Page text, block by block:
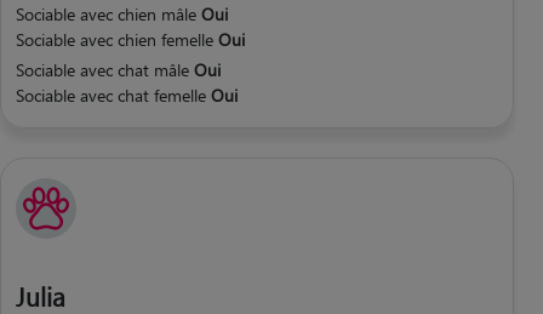
Sociable avec chien mâle Oui
Sociable avec chien femelle Oui
Sociable avec chat mâle Oui
Sociable avec chat femelle Oui
Julia